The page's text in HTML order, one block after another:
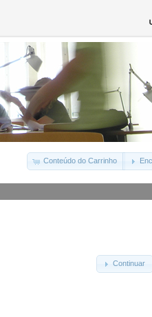
Conteúdo do Carrinho
Continuar